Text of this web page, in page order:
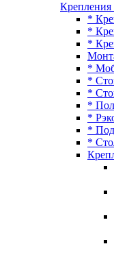
Крепления
*
*
*
*
*
*
*
*
*
*